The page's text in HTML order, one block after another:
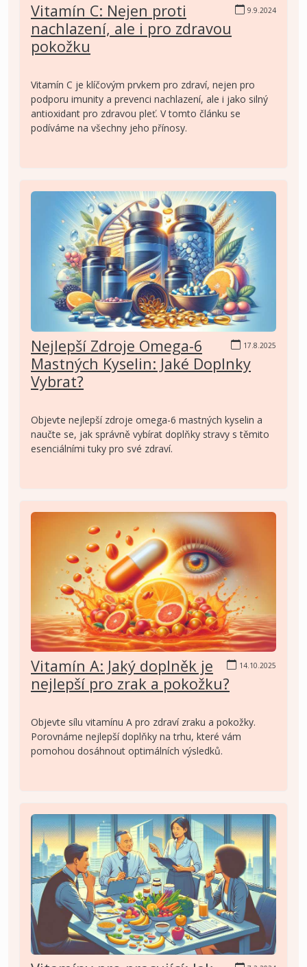
9.9.2024
Vitamín C: Nejen proti
nachlazení, ale i pro zdravou
pokožku
Vitamín C je klíčovým prvkem pro zdraví, nejen pro
podporu imunity a prevenci nachlazení, ale i jako silný
antioxidant pro zdravou pleť. V tomto článku se
podíváme na všechny jeho přínosy.
17.8.2025
Nejlepší Zdroje Omega-6
Mastných Kyselin: Jaké Doplnky
Vybrat?
Objevte nejlepší zdroje omega-6 mastných kyselin a
naučte se, jak správně vybírat doplňky stravy s těmito
esenciálními tuky pro své zdraví.
14.10.2025
Vitamín A: Jaký doplněk je
nejlepší pro zrak a pokožku?
Objevte sílu vitamínu A pro zdraví zraku a pokožky.
Porovnáme nejlepší doplňky na trhu, které vám
pomohou dosáhnout optimálních výsledků.